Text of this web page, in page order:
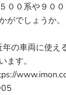
００系や９０
がでしょうか。
年の車両に使え
ます。